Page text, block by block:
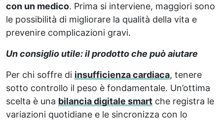
con un medico. Prima si interviene, maggiori sono
le possibilità di migliorare la qualità della vita e
prevenire complicazioni gravi.
Un consiglio utile: il prodotto che può aiutare
Per chi soffre di insufficienza cardiaca, tenere
sotto controllo il peso è fondamentale. Un’ottima
scelta è una bilancia digitale smart che registra le
variazioni quotidiane e le sincronizza con lo